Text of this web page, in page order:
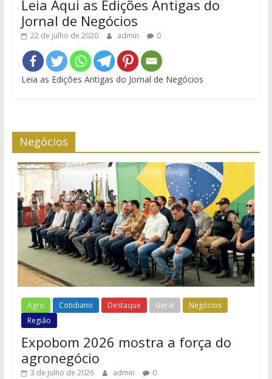
Leia Aqui as Edições Antigas do
Jornal de Negócios
22 de julho de 2020 admin 0
Leia as Edições Antigas do Jornal de Negócios
Negócios
Agro Cotidiano Destaque Geral
Negócios
Região
Expobom 2026 mostra a força do
agronegócio
3 de julho de 2026 admin 0